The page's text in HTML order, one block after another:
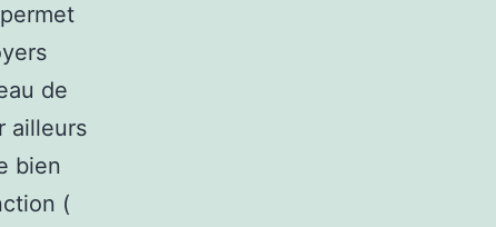
de
ailleurs
bien
(